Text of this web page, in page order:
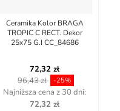
Ceramika Kolor BRAGA
TROPIC C RECT. Dekor
25x75 G.I CC_84686
72,32 zł
96,43 zł -25%
Najniższa cena z 30 dni:
72,32 zł